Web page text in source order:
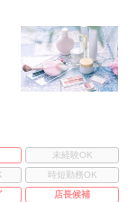
未経験OK
時短勤務OK
店長候補